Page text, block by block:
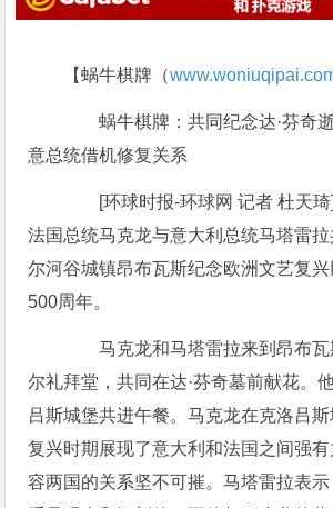
【蜗牛棋牌（
蜗牛棋牌：共同纪念达·芬奇
意总统借机修复关系
[环球时报-环球网 记者 杜天琦]
法国总统马克龙与意大利总统马塔雷
尔河谷城镇昂布瓦斯纪念欧洲文艺复兴
500周年。
马克龙和马塔雷拉来到昂布瓦
尔礼拜堂，共同在达·芬奇墓前献花。
吕斯城堡共进午餐。马克龙在克洛吕
复兴时期展现了意大利和法国之间强
容两国的关系坚不可摧。马塔雷拉表